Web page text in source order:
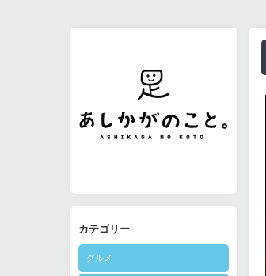
カテゴリー
グルメ